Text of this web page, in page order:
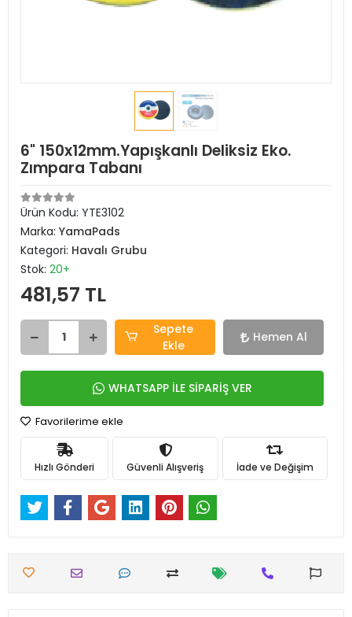
6" 150x12mm.Yapışkanlı Deliksiz Eko.
Zımpara Tabanı
Ürün Kodu: YTE3102
Marka: YamaPads
Kategori: Havalı Grubu
Stok: 20+
481,57 TL
Sepete
Ekle
Hemen Al
WHATSAPP İLE SİPARİŞ VER
Favorilerime ekle
Hızlı Gönderi Güvenli Alışveriş İade ve Değişim